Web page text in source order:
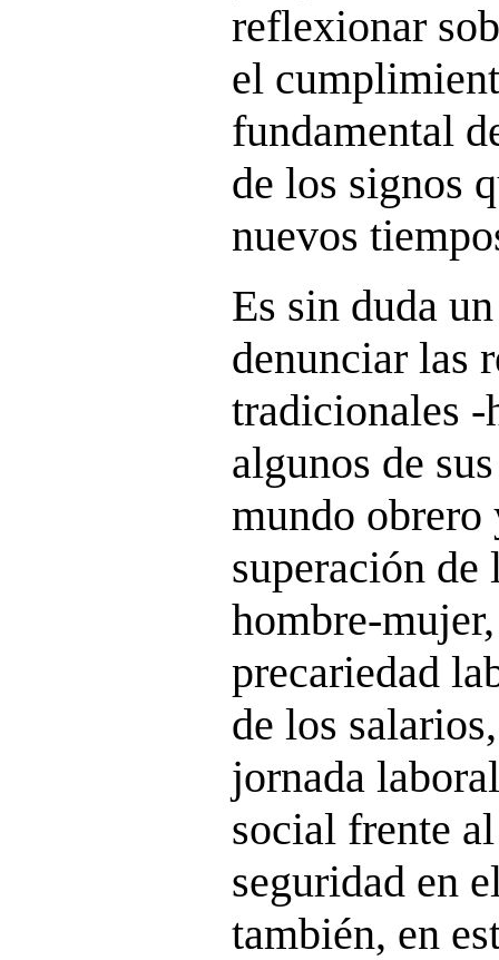
reflexionar
el
fundamental
de los signos
nuevos
Es sin duda
denunciar las
tradicionales -
algunos de
mundo
superación de
hombre-
precariedad
de los
jornada
social frente
seguridad en
también, en